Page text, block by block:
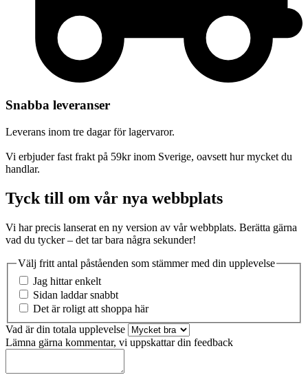
Snabba leveranser
Leverans inom tre dagar för lagervaror.
Vi erbjuder fast frakt på 59kr inom Sverige, oavsett hur mycket du
handlar.
Tyck till om vår nya webbplats
Vi har precis lanserat en ny version av vår webbplats. Berätta gärna
vad du tycker – det tar bara några sekunder!
Välj fritt antal påståenden som stämmer med din upplevelse
Jag hittar enkelt
Sidan laddar snabbt
Det är roligt att shoppa här
Vad är din totala upplevelse
Lämna gärna kommentar, vi uppskattar din feedback